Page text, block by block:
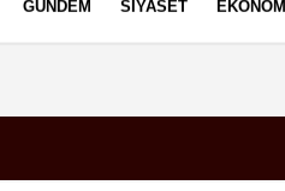
GÜNDEM SIYASET EKONOMI